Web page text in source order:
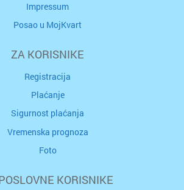
Impressum
Posao u MojKvart
ZA KORISNIKE
Registracija
Plaćanje
Sigurnost plaćanja
Vremenska prognoza
Foto
KORISNIKE